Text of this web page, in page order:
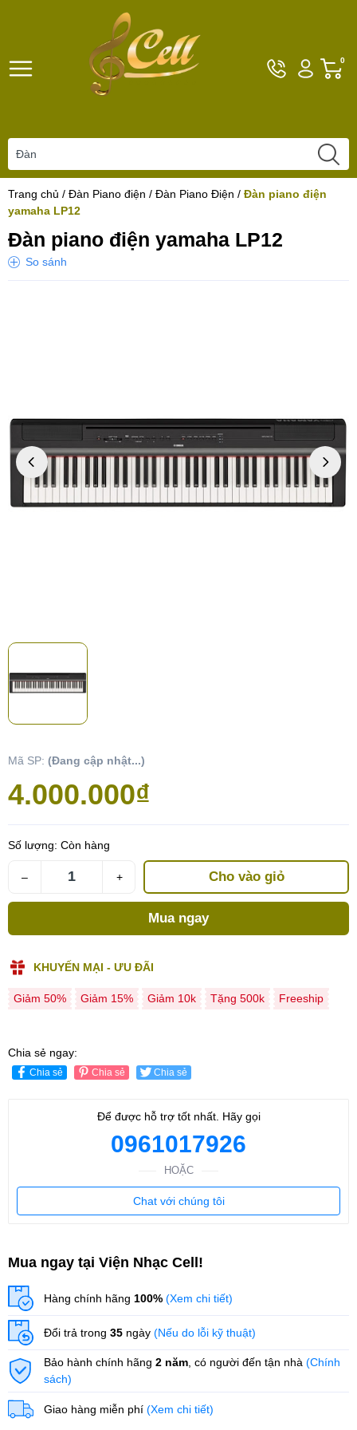
Hotline
0961017926
Tài
khoản
0
Trang chủ / Đàn Piano điện / Đàn Piano Điện / Đàn piano điện
yamaha LP12
Đàn piano điện yamaha LP12
So sánh
Mã SP: (Đang cập nhật...)
4.000.000₫
Số lượng: Còn hàng
– + Cho vào giỏ
Mua ngay
KHUYẾN MẠI - ƯU ĐÃI
Giảm 50% Giảm 15% Giảm 10k Tặng 500k Freeship
Chia sẻ ngay:
Chia sẻ Chia sẻ Chia sẻ
Để được hỗ trợ tốt nhất. Hãy gọi
0961017926
HOẶC
Chat với chúng tôi
Mua ngay tại Viện Nhạc Cell!
Hàng chính hãng 100% (Xem chi tiết)
Đổi trả trong 35 ngày (Nếu do lỗi kỹ thuật)
Bảo hành chính hãng 2 năm , có người đến tận nhà (Chính
sách)
Giao hàng miễn phí (Xem chi tiết)